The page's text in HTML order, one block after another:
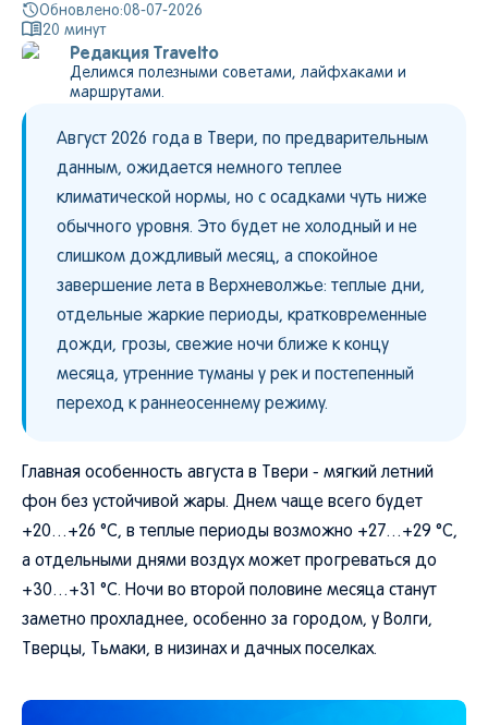
Обновлено:08-07-2026
20 минут
Редакция Travelto
Делимся полезными советами, лайфхаками и
маршрутами.
Август 2026 года в Твери, по предварительным
данным, ожидается немного теплее
климатической нормы, но с осадками чуть ниже
обычного уровня. Это будет не холодный и не
слишком дождливый месяц, а спокойное
завершение лета в Верхневолжье: теплые дни,
отдельные жаркие периоды, кратковременные
дожди, грозы, свежие ночи ближе к концу
месяца, утренние туманы у рек и постепенный
переход к раннеосеннему режиму.
Главная особенность августа в Твери - мягкий летний
фон без устойчивой жары. Днем чаще всего будет
+20…+26 °C, в теплые периоды возможно +27…+29 °C,
а отдельными днями воздух может прогреваться до
+30…+31 °C. Ночи во второй половине месяца станут
заметно прохладнее, особенно за городом, у Волги,
Тверцы, Тьмаки, в низинах и дачных поселках.